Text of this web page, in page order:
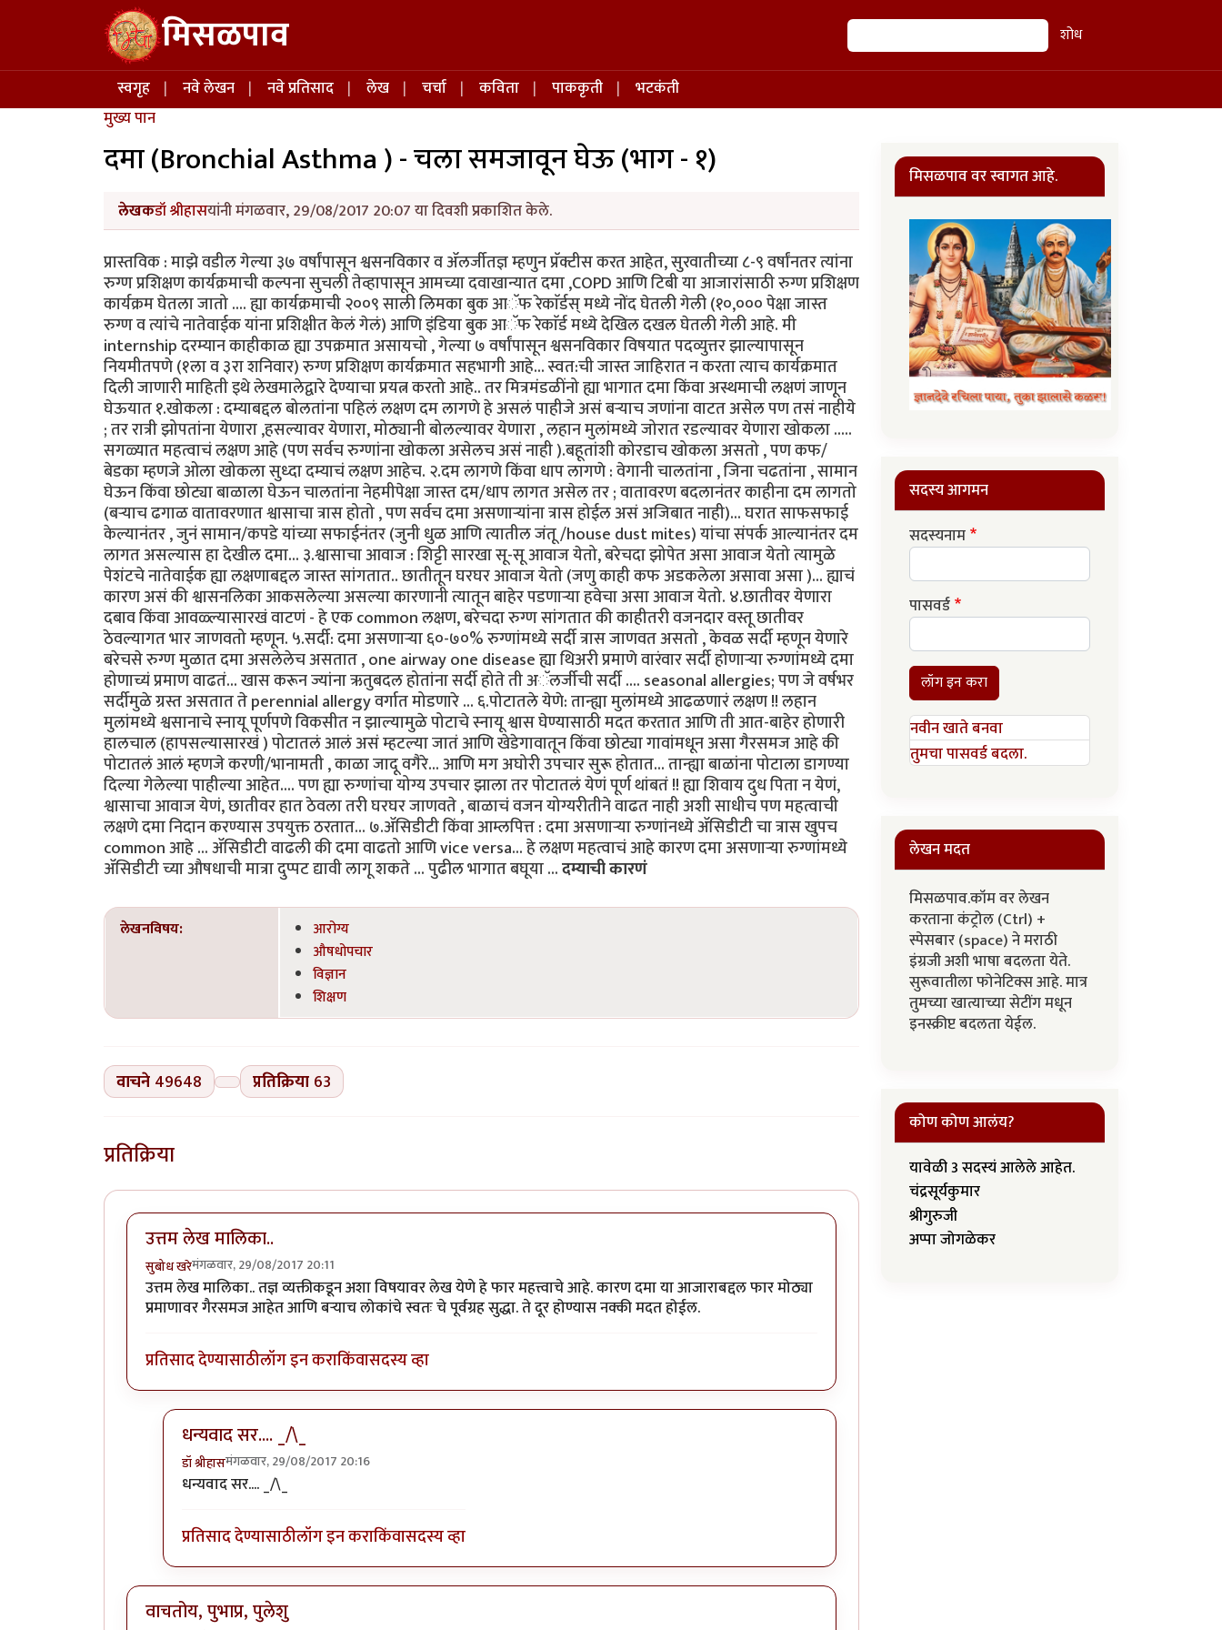
Skip to main content मिसळपाव शोध शोध
Main navigation
स्वगृह नवे लेखन नवे प्रतिसाद लेख चर्चा कविता पाककृती
भटकंती
मुख्य पान
दमा (Bronchial Asthma ) - चला समजावून घेऊ (भाग - १)
लेखकडॉ श्रीहासयांनी मंगळवार, 29/08/2017 20:07 या दिवशी प्रकाशित केले.
प्रास्तविक : माझे वडील गेल्या ३७ वर्षांपासून श्वसनविकार व ॲलर्जीतज्ञ म्हणुन प्रॅक्टीस करत आहेत, सुरवातीच्या ८-९ वर्षांनतर त्यांना
रुग्ण प्रशिक्षण कार्यक्रमाची कल्पना सुचली तेव्हापासून आमच्या दवाखान्यात दमा ,COPD आणि टिबी या आजारांसाठी रुग्ण प्रशिक्षण
कार्यक्रम घेतला जातो .... ह्या कार्यक्रमाची २००९ साली लिमका बुक आॅफ रेकाॅर्डस् मध्ये नोंद घेतली गेली (१०,००० पेक्षा जास्त
रुग्ण व त्यांचे नातेवाईक यांना प्रशिक्षीत केलं गेलं) आणि इंडिया बुक आॅफ रेकाॅर्ड मध्ये देखिल दखल घेतली गेली आहे. मी
internship दरम्यान काहीकाळ ह्या उपक्रमात असायचो , गेल्या ७ वर्षांपासून श्वसनविकार विषयात पदव्युत्तर झाल्यापासून
नियमीतपणे (१ला व ३रा शनिवार) रुग्ण प्रशिक्षण कार्यक्रमात सहभागी आहे... स्वत:ची जास्त जाहिरात न करता त्याच कार्यक्रमात
दिली जाणारी माहिती इथे लेखमालेद्वारे देण्याचा प्रयत्न करतो आहे.. तर मित्रमंडळींनो ह्या भागात दमा किंवा अस्थमाची लक्षणं जाणून
घेऊयात १.खोकला : दम्याबद्दल बोलतांना पहिलं लक्षण दम लागणे हे असलं पाहीजे असं बऱ्याच जणांना वाटत असेल पण तसं नाहीये
; तर रात्री झोपतांना येणारा ,हसल्यावर येणारा, मोठ्यानी बोलल्यावर येणारा , लहान मुलांमध्ये जोरात रडल्यावर येणारा खोकला .....
सगळ्यात महत्वाचं लक्षण आहे (पण सर्वच रुग्णांना खोकला असेलच असं नाही ).बहूतांशी कोरडाच खोकला असतो , पण कफ/
बेडका म्हणजे ओला खोकला सुध्दा दम्याचं लक्षण आहेच. २.दम लागणे किंवा धाप लागणे : वेगानी चालतांना , जिना चढतांना , सामान
घेऊन किंवा छोट्या बाळाला घेऊन चालतांना नेहमीपेक्षा जास्त दम/धाप लागत असेल तर ; वातावरण बदलानंतर काहीना दम लागतो
(बऱ्याच ढगाळ वातावरणात श्वासाचा त्रास होतो , पण सर्वच दमा असणाऱ्यांना त्रास होईल असं अजिबात नाही)... घरात साफसफाई
केल्यानंतर , जुनं सामान/कपडे यांच्या सफाईनंतर (जुनी धुळ आणि त्यातील जंतू /house dust mites) यांचा संपर्क आल्यानंतर दम
लागत असल्यास हा देखील दमा... ३.श्वासाचा आवाज : शिट्टी सारखा सू-सू आवाज येतो, बरेचदा झोपेत असा आवाज येतो त्यामुळे
पेशंटचे नातेवाईक ह्या लक्षणाबद्दल जास्त सांगतात.. छातीतून घरघर आवाज येतो (जणु काही कफ अडकलेला असावा असा )... ह्याचं
कारण असं की श्वासनलिका आकसलेल्या असल्या कारणानी त्यातून बाहेर पडणाऱ्या हवेचा असा आवाज येतो. ४.छातीवर येणारा
दबाव किंवा आवळ्ल्यासारखं वाटणं - हे एक common लक्षण, बरेचदा रुग्ण सांगतात की काहीतरी वजनदार वस्तू छातीवर
ठेवल्यागत भार जाणवतो म्हणून. ५.सर्दी: दमा असणाऱ्या ६०-७०% रुग्णांमध्ये सर्दी त्रास जाणवत असतो , केवळ सर्दी म्हणून येणारे
बरेचसे रुग्ण मुळात दमा असलेलेच असतात , one airway one disease ह्या थिअरी प्रमाणे वारंवार सर्दी होणाऱ्या रुग्णांमध्ये दमा
होणाच्यं प्रमाण वाढतं... खास करून ज्यांना ऋतुबदल होतांना सर्दी होते ती अॅलर्जीची सर्दी .... seasonal allergies; पण जे वर्षभर
सर्दीमुळे ग्रस्त असतात ते perennial allergy वर्गात मोडणारे ... ६.पोटातले येणे: तान्ह्या मुलांमध्ये आढळणारं लक्षण !! लहान
मुलांमध्ये श्वसानाचे स्नायू पूर्णपणे विकसीत न झाल्यामुळे पोटाचे स्नायू श्वास घेण्यासाठी मदत करतात आणि ती आत-बाहेर होणारी
हालचाल (हापसल्यासारखं ) पोटातलं आलं असं म्हटल्या जातं आणि खेडेगावातून किंवा छोट्या गावांमधून असा गैरसमज आहे की
पोटातलं आलं म्हणजे करणी/भानामती , काळा जादू वगैरे... आणि मग अघोरी उपचार सुरू होतात... तान्ह्या बाळांना पोटाला डागण्या
दिल्या गेलेल्या पाहील्या आहेत.... पण ह्या रुग्णांचा योग्य उपचार झाला तर पोटातलं येणं पूर्ण थांबतं !! ह्या शिवाय दुध पिता न येणं,
श्वासाचा आवाज येणं, छातीवर हात ठेवला तरी घरघर जाणवते , बाळाचं वजन योग्यरीतीने वाढत नाही अशी साधीच पण महत्वाची
लक्षणे दमा निदान करण्यास उपयुक्त ठरतात... ७.ॲसिडीटी किंवा आम्लपित्त : दमा असणाऱ्या रुग्णांनध्ये ॲसिडीटी चा त्रास खुपच
common आहे ... ॲसिडीटी वाढली की दमा वाढतो आणि vice versa... हे लक्षण महत्वाचं आहे कारण दमा असणाऱ्या रुग्णांमध्ये
ॲसिडीटी च्या औषधाची मात्रा दुप्पट द्यावी लागू शकते ... पुढील भागात बघूया ...दम्याची कारणं
लेखनविषय:
आरोग्य
औषधोपचार
विज्ञान
शिक्षण
वाचने 49648 प्रतिक्रिया 63
प्रतिक्रिया
उत्तम लेख मालिका..
सुबोध खरेमंगळवार, 29/08/2017 20:11
उत्तम लेख मालिका.. तज्ञ व्यक्तीकडून अशा विषयावर लेख येणे हे फार महत्त्वाचे आहे. कारण दमा या आजाराबद्दल फार मोठ्या
प्रमाणावर गैरसमज आहेत आणि बऱ्याच लोकांचे स्वतः चे पूर्वग्रह सुद्धा. ते दूर होण्यास नक्की मदत होईल.
प्रतिसाद देण्यासाठीलॉग इन कराकिंवासदस्य व्हा
धन्यवाद सर.... _/\_
डॉ श्रीहासमंगळवार, 29/08/2017 20:16
In reply toउत्तम लेख मालिका..
धन्यवाद सर.... _/\_
प्रतिसाद देण्यासाठीलॉग इन कराकिंवासदस्य व्हा
वाचतोय, पुभाप्र, पुलेशु
मिसळपाव वर स्वागत आहे.
सदस्य आगमन
सदस्यनाम
पासवर्ड
लॉग इन करा
नवीन खाते बनवा
तुमचा पासवर्ड बदला.
लेखन मदत
मिसळपाव.कॉम वर लेखन
करताना कंट्रोल (Ctrl) +
स्पेसबार (space) ने मराठी
इंग्रजी अशी भाषा बदलता येते.
सुरूवातीला फोनेटिक्स आहे. मात्र
तुमच्या खात्याच्या सेटींग मधून
इनस्क्रीप्ट बदलता येईल.
कोण कोण आलंय?
यावेळी 3 सदस्यं आलेले आहेत.
चंद्रसूर्यकुमार
श्रीगुरुजी
अप्पा जोगळेकर